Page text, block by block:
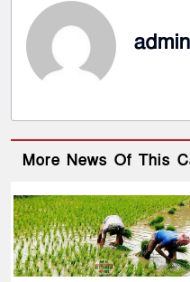
admin
More News Of This